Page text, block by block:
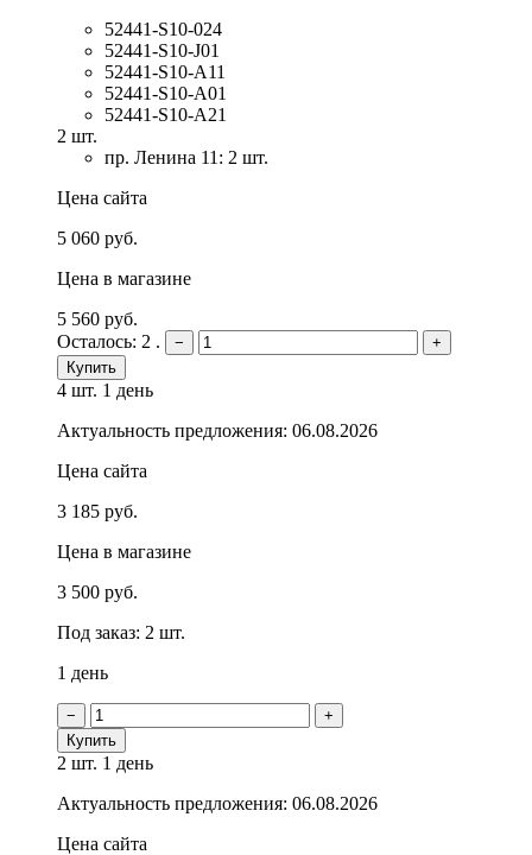
52441-S10-024
52441-S10-J01
52441-S10-A11
52441-S10-A01
52441-S10-A21
2 шт.
пр. Ленина 11: 2 шт.
Цена сайта
5 060 руб.
Цена в магазине
5 560 руб.
Осталось: 2 .
−
+
Купить
4 шт. 1 день
Актуальность предложения: 06.08.2026
Цена сайта
3 185 руб.
Цена в магазине
3 500 руб.
Под заказ: 2 шт.
1 день
−
+
Купить
2 шт. 1 день
Актуальность предложения: 06.08.2026
Цена сайта